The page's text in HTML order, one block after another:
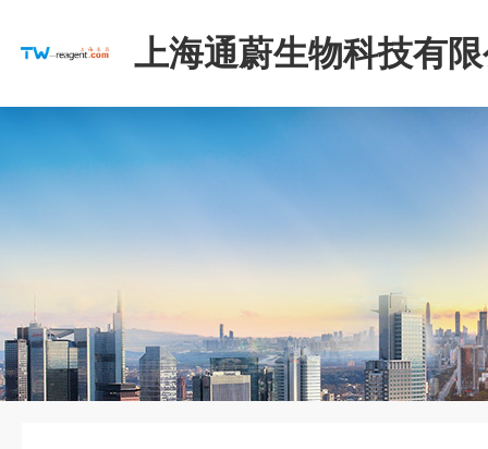
上海通蔚生物科技有